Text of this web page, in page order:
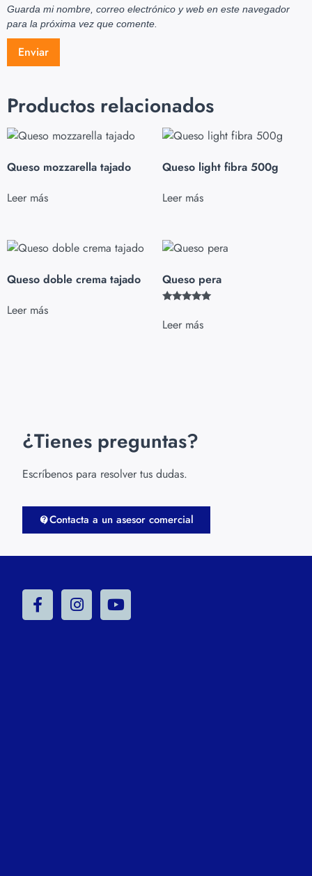
Guarda mi nombre, correo electrónico y web en este navegador
para la próxima vez que comente.
Productos relacionados
Queso mozzarella tajado
Leer más
Queso light fibra 500g
Leer más
Queso doble crema tajado
Leer más
Queso pera
con
5.00
Leer más
¿Tienes preguntas?
Escríbenos para resolver tus dudas.
Contacta a un asesor comercial